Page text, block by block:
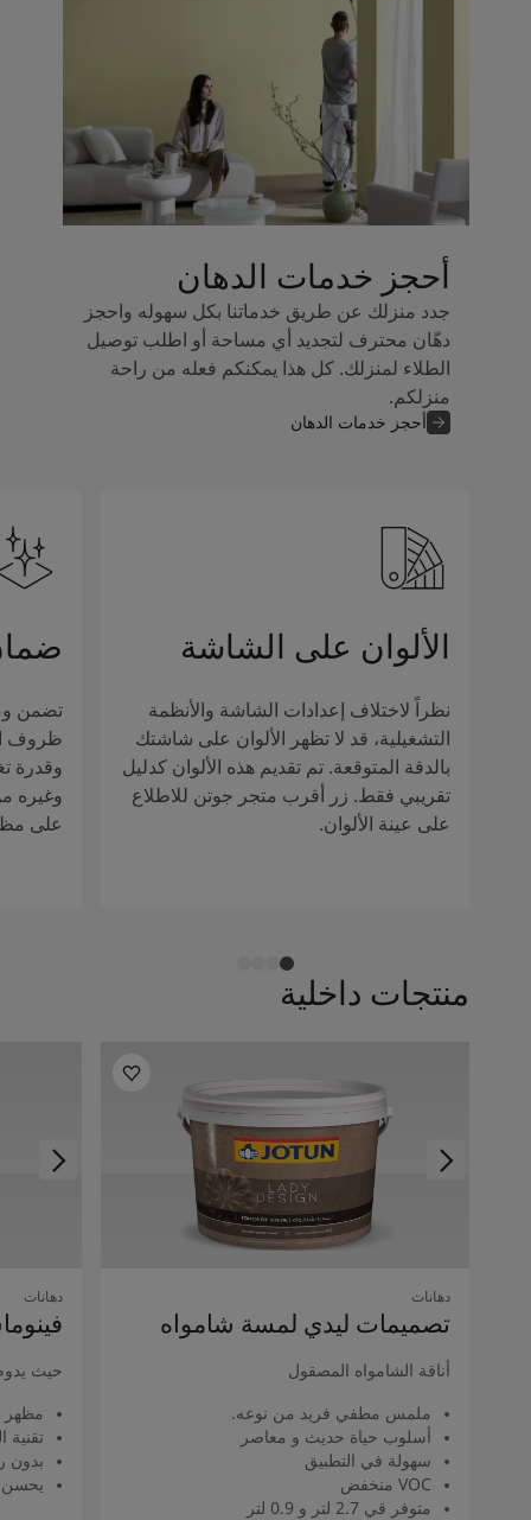
أحجز خدمات الدهان
جدد منزلك عن طريق خدماتنا بكل سهوله واحجز
دهّان محترف لتجديد أي مساحة أو اطلب توصيل
الطلاء لمنزلك. كل هذا يمكنكم فعله من راحة
منزلكم.
أحجز خدمات الدهان
الألوان على الشاشة
نظراً لاختلاف إعدادات الشاشة والأنظمة
التشغيلية، قد لا تظهر الألوان على شاشتك
بالدقة المتوقعة. تم تقديم هذه الألوان كدليل
تقريبي فقط. زر أقرب متجر جوتن للاطلاع
على عينة الألوان.
تضمن
ظروف
وقدرة
وغيره
على
منتجات داخلية
دهانات
تصميمات ليدي لمسة شامواه
أناقة الشامواه المصقول
ملمس مطفي فريد من نوعه.
أسلوب حياة حديث و معاصر
سهولة في التطبيق
VOC منخفض
متوفر قي 2.7 لتر و 0.9 لتر
دهانات
حيث
مظهر
تقنية
بدون
يحسن